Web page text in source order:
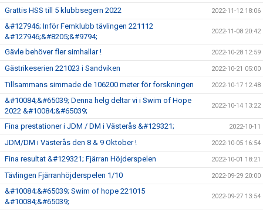
Grattis HSS till 5 klubbsegern 2022 2022-11-12 18:06
&#127946; Inför Femklubb tävlingen 221112
&#127946;&#8205;&#9794;
2022-11-08 20:42
Gävle behöver fler simhallar ! 2022-10-28 12:59
Gästrikeserien 221023 i Sandviken 2022-10-21 05:00
Tillsammans simmade de 106200 meter för forskningen 2022-10-17 12:48
&#10084;&#65039; Denna helg deltar vi i Swim of Hope
2022 &#10084;&#65039;
2022-10-14 13:22
Fina prestationer i JDM / DM i Västerås &#129321; 2022-10-11
JDM/DM i Västerås den 8 & 9 Oktober ! 2022-10-05 16:54
Fina resultat &#129321; Fjärran Höjderspelen 2022-10-01 18:21
Tävlingen Fjärranhöjderspelen 1/10 2022-09-29 20:00
&#10084;&#65039; Swim of hope 221015
&#10084;&#65039;
2022-09-27 13:54